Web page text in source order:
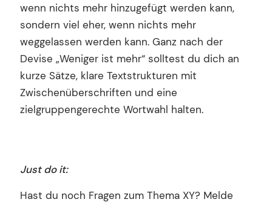
wenn nichts mehr hinzugefügt werden kann,
sondern viel eher, wenn nichts mehr
weggelassen werden kann. Ganz nach der
Devise „Weniger ist mehr“ solltest du dich an
kurze Sätze, klare Textstrukturen mit
Zwischenüberschriften und eine
zielgruppengerechte Wortwahl halten.
Just do it:
Hast du noch Fragen zum Thema XY? Melde